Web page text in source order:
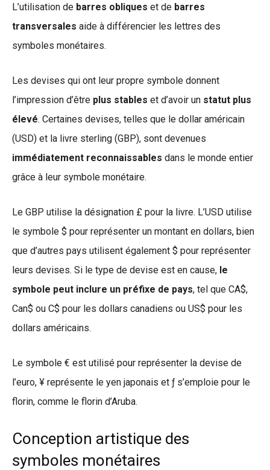
L’utilisation de barres obliques et de barres
transversales aide à différencier les lettres des
symboles monétaires.
Les devises qui ont leur propre symbole donnent
l’impression d’être plus stables et d’avoir un statut plus
élevé. Certaines devises, telles que le dollar américain
(USD) et la livre sterling (GBP), sont devenues
immédiatement reconnaissables dans le monde entier
grâce à leur symbole monétaire.
Le GBP utilise la désignation £ pour la livre. L’USD utilise
le symbole $ pour représenter un montant en dollars, bien
que d’autres pays utilisent également $ pour représenter
leurs devises. Si le type de devise est en cause, le
symbole peut inclure un préfixe de pays, tel que CA$,
Can$ ou C$ pour les dollars canadiens ou US$ pour les
dollars américains.
Le symbole € est utilisé pour représenter la devise de
l’euro, ¥ représente le yen japonais et ƒ s’emploie pour le
florin, comme le florin d’Aruba.
Conception artistique des
symboles monétaires